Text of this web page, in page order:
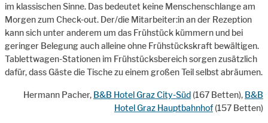
im klassischen Sinne. Das bedeutet keine Menschenschlange am
Morgen zum Check-out. Der/die Mitarbeiter:in an der Rezeption
kann sich unter anderem um das Frühstück kümmern und bei
geringer Belegung auch alleine ohne Frühstückskraft bewältigen.
Tablettwagen-Stationen im Frühstücksbereich sorgen zusätzlich
dafür, dass Gäste die Tische zu einem großen Teil selbst abräumen.
Hermann Pacher, B&B Hotel Graz City-Süd (167 Betten), B&B
Hotel Graz Hauptbahnhof(157 Betten)